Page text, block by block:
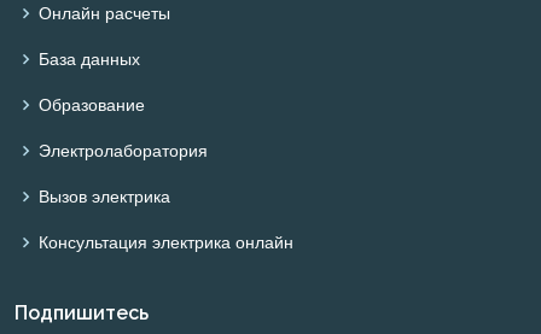
Онлайн расчеты
База данных
Образование
Электролаборатория
Вызов электрика
Консультация электрика онлайн
Подпишитесь